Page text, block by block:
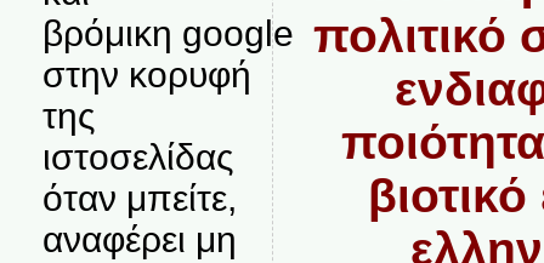
βρόμικη google
στην κορυφή
της
ιστοσελίδας
όταν μπείτε,
αναφέρει μη
πολιτικό